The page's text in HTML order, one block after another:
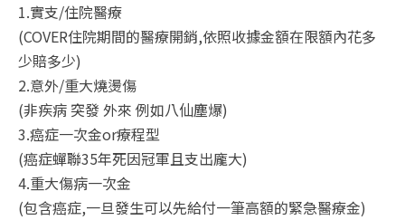
1.實支/住院醫療
(COVER住院期間的醫療開銷,依照收據金額在限額內花多
少賠多少)
2.意外/重大燒燙傷
(非疾病 突發 外來 例如八仙塵爆)
3.癌症一次金or療程型
(癌症蟬聯35年死因冠軍且支出龐大)
4.重大傷病一次金
(包含癌症,一旦發生可以先給付一筆高額的緊急醫療金)